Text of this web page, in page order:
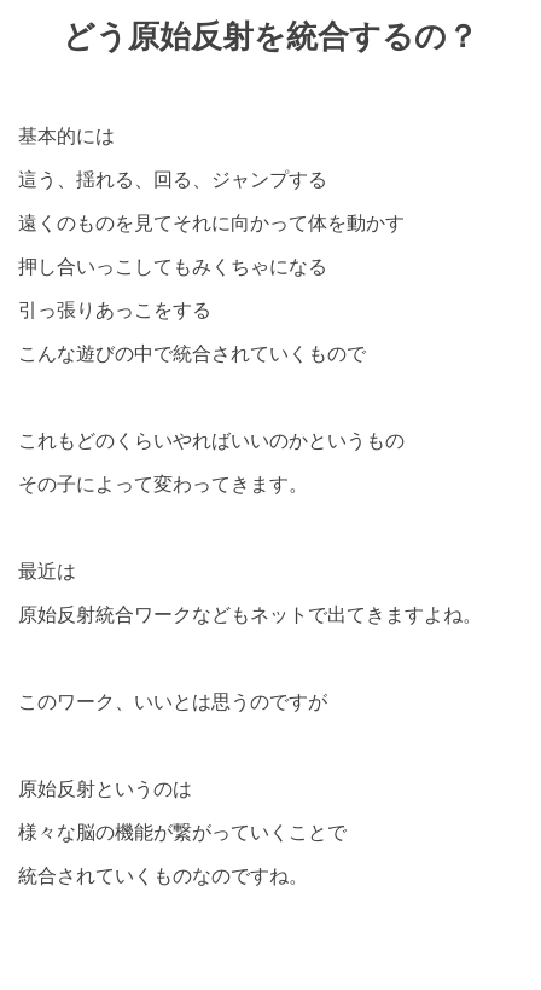
どう原始反射を統合するの？
基本的には
這う、揺れる、回る、ジャンプする
遠くのものを見てそれに向かって体を動かす
押し合いっこしてもみくちゃになる
引っ張りあっこをする
こんな遊びの中で統合されていくもので
これもどのくらいやればいいのかというもの
その子によって変わってきます。
最近は
原始反射統合ワークなどもネットで出てきますよね。
このワーク、いいとは思うのですが
原始反射というのは
様々な脳の機能が繋がっていくことで
統合されていくものなのですね。